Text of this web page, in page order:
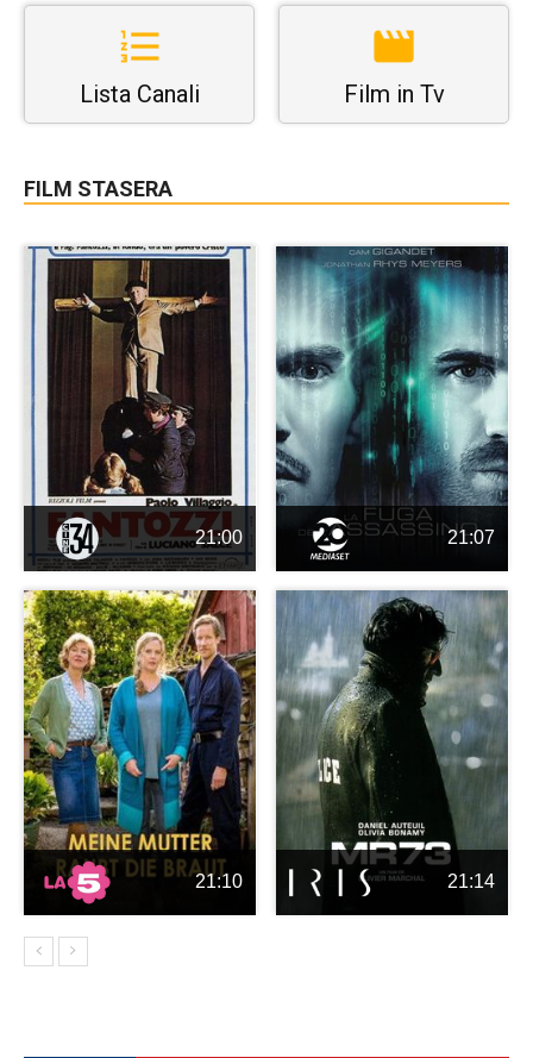
Lista Canali Film in Tv
FILM STASERA
21:00 21:07
21:10 21:14